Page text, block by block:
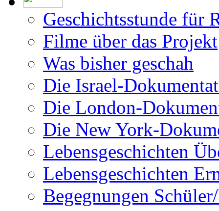
Geschichtsstunde für
Filme über das Projekt
Was bisher geschah
Die Israel-
Die London-
Die New York-
Lebensgeschichten
Lebensgeschichten
Begegnungen